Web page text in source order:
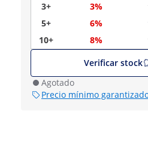
3+
3%
5+
6%
10+
8%
Verificar stock
Agotado
Precio mínimo